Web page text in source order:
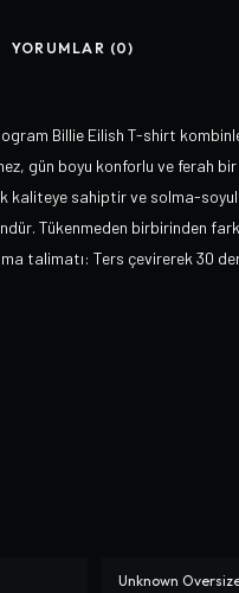
YORUMLAR (0)
Billie Eilish T-shirt
gün boyu konforlu ve ferah
kaliteye sahiptir ve solma-
Tükenmeden birbirinden
talimatı: Ters çevirerek 30
-%16
Unknown